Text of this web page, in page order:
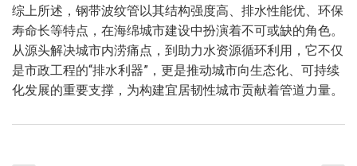
综上所述，钢带波纹管以其结构强度高、排水性能优、环保
寿命长等特点，在海绵城市建设中扮演着不可或缺的角色。
从源头解决城市内涝痛点，到助力水资源循环利用，它不仅
是市政工程的“排水利器”，更是推动城市向生态化、可持续
化发展的重要支撑，为构建宜居韧性城市贡献着管道力量。